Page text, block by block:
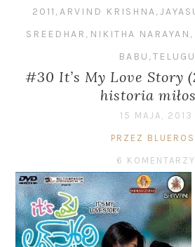
2011 ,ARVIND KRISHNA,
SREEDHAR , NIKITHA NARAYAN ,
BABU ,TELUGU
#30 It’s My Love Story
historia
15 MAJA, 2013
PRZEZ
6 KOMENTARZY